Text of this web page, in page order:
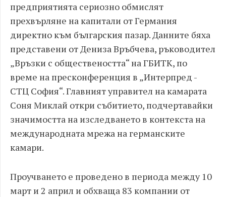
предприятията сериозно обмислят
прехвърляне на капитали от Германия
директно към българския пазар. Данните бяха
представени от Дениза Връбчева, ръководител
„Връзки с обществеността“ на ГБИТК, по
време на пресконференция в „Интерпред -
СТЦ София“. Главният управител на камарата
Соня Миклай откри събитието, подчертавайки
значимостта на изследването в контекста на
международната мрежа на германските
камари.
Проучването е проведено в периода между 10
март и 2 април и обхваща 83 компании от